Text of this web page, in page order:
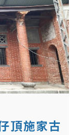
頂施家古